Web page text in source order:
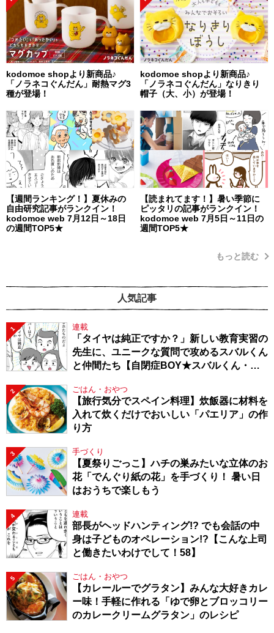
kodomoe shopより新商品♪
「ノラネコぐんだん」耐熱マグ3
種が登場！
kodomoe shopより新商品♪
「ノラネコぐんだん」なりきり
帽子（大、小）が登場！
【週間ランキング！】夏休みの
自由研究記事がランクイン！
kodomoe web 7月12日～18日
の週間TOP5★
【読まれてます！】暑い季節に
ピッタリの記事がランクイン！
kodomoe web 7月5日～11日の
週間TOP5★
もっと読む
人気記事
1 連載
「タイヤは純正ですか？」新しい教育実習の
先生に、ユニークな質問で攻めるスバルくん
と仲間たち【自閉症BOY★スバルくん・
2 ごはん・おやつ
【旅行気分でスペイン料理】炊飯器に材料を
入れて炊くだけでおいしい「パエリア」の作
り方
3 手づくり
【夏祭りごっこ】ハチの巣みたいな立体のお
花「でんぐり紙の花」を手づくり！ 暑い日
はおうちで楽しもう
4 連載
部長がヘッドハンティング!? でも会話の中
身は子どものオペレーション!?【こんな上司
と働きたいわけでして！58】
5 ごはん・おやつ
【カレールーでグラタン】みんな大好きカレ
ー味！手軽に作れる「ゆで卵とブロッコリー
のカレークリームグラタン」のレシピ